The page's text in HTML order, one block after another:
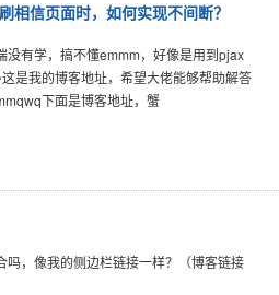
相信页面时，如何实现不间断？
没有学，搞不懂emmm，好像是用到pjax
是我的博客地址，希望大佬能够帮助解答
下面是博客地址，蟹
吗，像我的侧边栏链接一样？（博客链接